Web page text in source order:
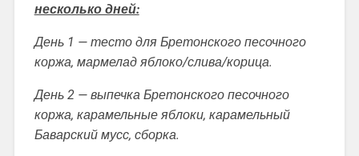
несколько дней:
День 1 — тесто для Бретонского песочного
коржа, мармелад яблоко/слива/корица.
День 2 — выпечка Бретонского песочного
коржа, карамельные яблоки, карамельный
Баварский мусс, сборка.